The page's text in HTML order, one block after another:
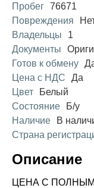
Пробег 76671
Повреждения
Владельцы
1
Документы
Готов к обмену
Цена с НДС
Да
Цвет
Белый
Состояние
Б/у
Наличие
В
Страна
Описание
ЦЕНА С